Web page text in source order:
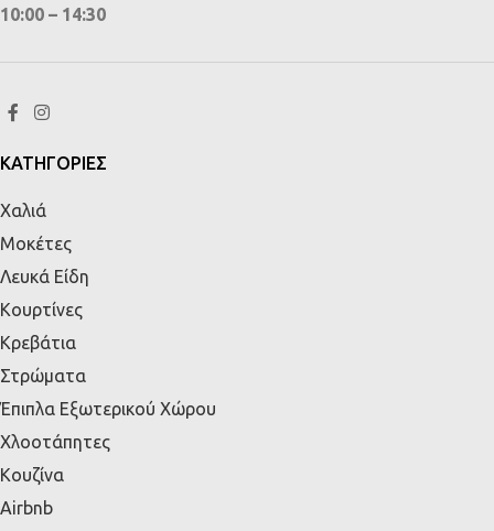
10:00 – 14:30
ΚΑΤΗΓΟΡΙΕΣ
Χαλιά
Μοκέτες
Λευκά Είδη
Κουρτίνες
Κρεβάτια
Στρώματα
Έπιπλα Εξωτερικού Χώρου
Χλοοτάπητες
Κουζίνα
Airbnb